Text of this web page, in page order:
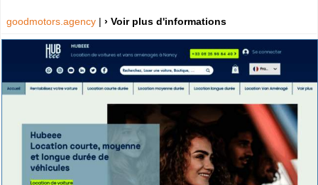
goodmotors.agency | › Voir plus d'informations